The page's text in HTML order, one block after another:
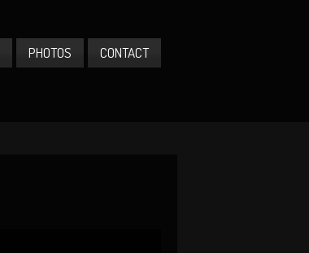
PHOTOS CONTACT